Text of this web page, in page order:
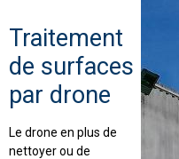
Traitement
de surfaces
par drone
Le drone en plus de
nettoyer ou de